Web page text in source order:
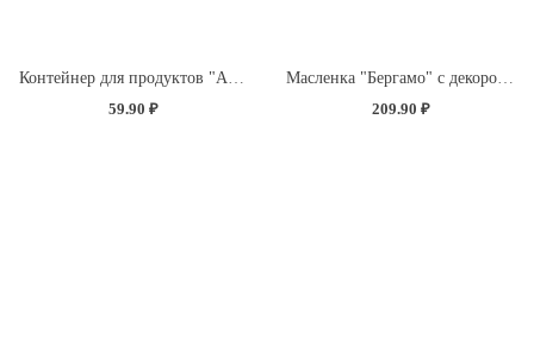
Контейнер для продуктов "Асти" квадратный 0,5л (темно-коричневый)
59.90 ₽
Масленка "Бергамо" с декором "Розы" (бесцветный)
209.90 ₽